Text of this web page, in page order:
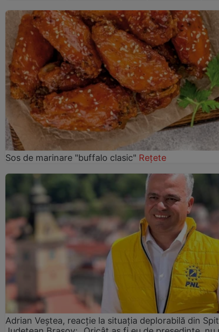
Sos de marinare "buffalo clasic" Rețete
Adrian Veștea, reacție la situația deplorabilă din